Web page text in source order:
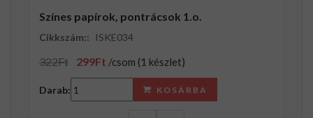
Színes papírok, pontrácsok 1.o.
Cikkszám:: ISKE034
322Ft 299Ft /csom (1 készlet)
Darab: KOSÁRBA